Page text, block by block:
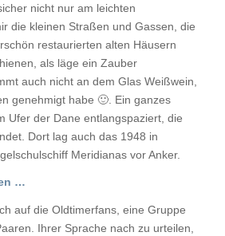
nicht nur am leichten
die kleinen Straßen und Gassen, die
restaurierten alten Häusern
als läge ein Zauber
auch nicht an dem Glas Weißwein,
genehmigt habe 🙂. Ein ganzes
Ufer der Dane entlangspaziert, die
Dort lag auch das 1948 in
Meridianas vor Anker.
…
auf die Oldtimerfans, eine Gruppe
Ihrer Sprache nach zu urteilen,